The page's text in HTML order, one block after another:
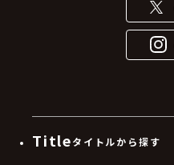
Titleタイトルから探す